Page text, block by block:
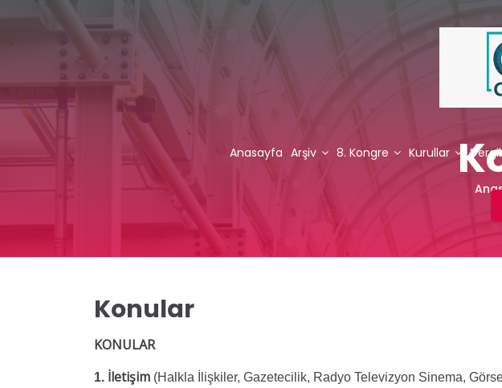
Anasayfa Arşiv 8. Kongre Kurullar
Konular
KONULAR
1. İletişim (Halkla İlişkiler, Gazetecilik, Radyo Televizyon Sinema,